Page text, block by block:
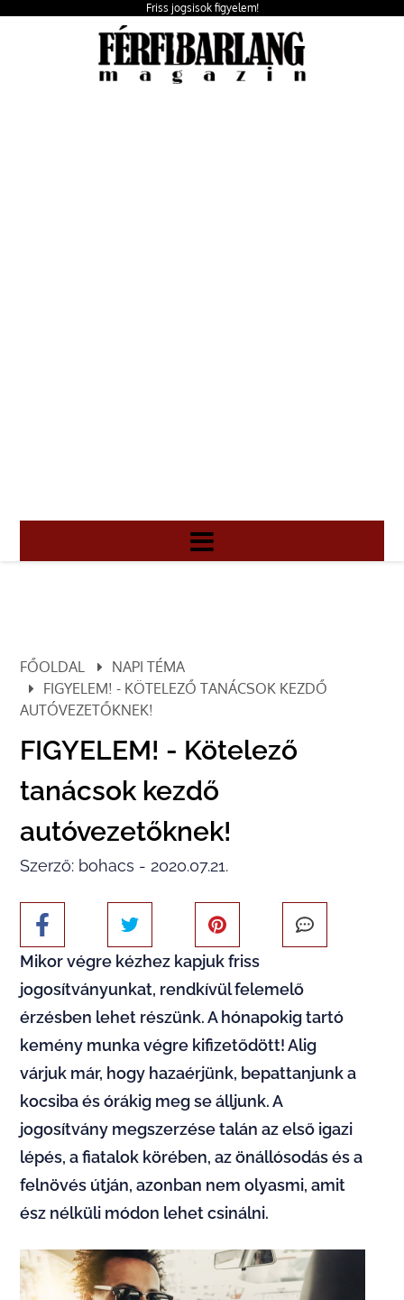
Friss jogsisok figyelem!
FŐOLDAL
NAPI TÉMA
FIGYELEM! - KÖTELEZŐ TANÁCSOK KEZDŐ
AUTÓVEZETŐKNEK!
FIGYELEM! - Kötelező
tanácsok kezdő
autóvezetőknek!
Szerző: bohacs - 2020.07.21.
Mikor végre kézhez kapjuk friss
jogosítványunkat, rendkívül felemelő
érzésben lehet részünk. A hónapokig tartó
kemény munka végre kifizetődött! Alig
várjuk már, hogy hazaérjünk, bepattanjunk a
kocsiba és órákig meg se álljunk. A
jogosítvány megszerzése talán az első igazi
lépés, a fiatalok körében, az önállósodás és a
felnövés útján, azonban nem olyasmi, amit
ész nélküli módon lehet csinálni.